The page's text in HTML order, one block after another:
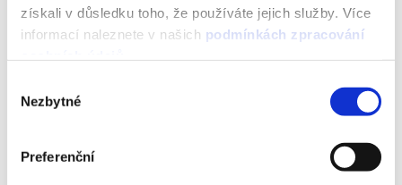
získali v důsledku toho, že používáte jejich služby. Více
informací naleznete v našich podmínkách zpracování
souhlasu
Nezbytné
Preferenční